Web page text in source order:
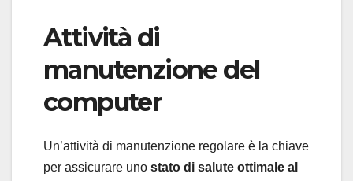
Attività di
manutenzione del
computer
Un’attività di manutenzione regolare è la chiave
per assicurare uno stato di salute ottimale al